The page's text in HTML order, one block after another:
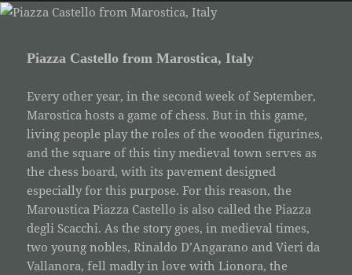
Piazza Castello from Marostica, Italy
Every other year, in the second week of September,
Marostica hosts a game of chess. But in this game,
living people play the roles of the wooden figurines,
and the square of this tiny medieval town serves as
the chess board, with its pavement designed
especially for this purpose. For this reason, the
Maroustica Piazza Castello is also called the Piazza
degli Scacchi. As the story goes, in medieval times,
two young nobles, Rinaldo D’Angarano and Vieri da
Vallanora, fell madly in love with Lionora, the